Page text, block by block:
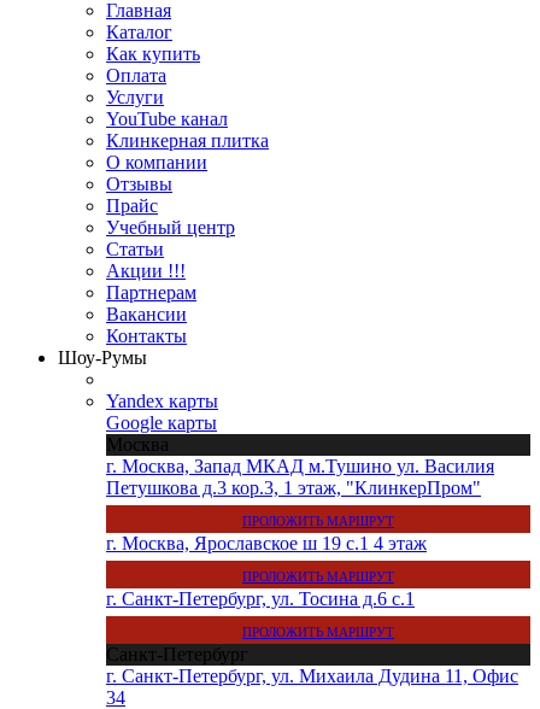
Главная
Каталог
Как купить
Оплата
Услуги
YouTube канал
Клинкерная плитка
О компании
Отзывы
Прайс
Учебный центр
Статьи
Акции !!!
Партнерам
Вакансии
Контакты
Шоу-Румы
Yandex карты
Google карты
Москва
г. Москва, Запад МКАД м.Тушино ул. Василия
Петушкова д.3 кор.3, 1 этаж, "КлинкерПром"
ПРОЛОЖИТЬ МАРШРУТ
г. Москва, Ярославское ш 19 с.1 4 этаж
ПРОЛОЖИТЬ МАРШРУТ
г. Санкт-Петербург, ул. Тосина д.6 с.1
ПРОЛОЖИТЬ МАРШРУТ
Санкт-Петербург
г. Санкт-Петербург, ул. Михаила Дудина 11, Офис
34